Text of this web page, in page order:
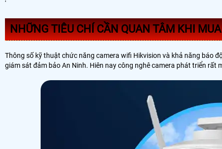
'
NHỮNG TIÊU CHÍ CẦN QUAN TÂM KHI
Thông số kỹ thuật chức năng camera wifi Hikvision và khả năng báo
giám sát đảm bảo An Ninh. Hiên nay công nghê camera phát triển